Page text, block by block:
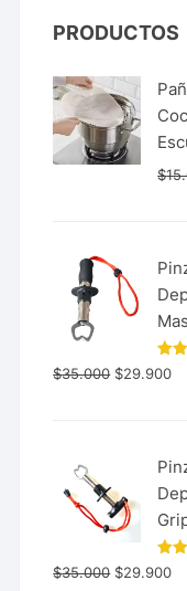
PRODUCTOS
$
con
$35.000 $29.900
con
$35.000 $29.900